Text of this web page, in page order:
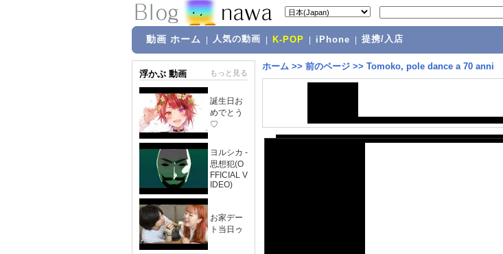
動画 ホーム 人気の動画 K-POP iPhone 提携/入店
浮かぶ 動画 もっと見る
誕生日お
めでとう
♡
ヨルシカ -
思想犯(O
FFICIAL V
IDEO)
お家デー
ト当日ゥ
ホーム >> 前のページ >> Tomoko, pole dance a 70 anni